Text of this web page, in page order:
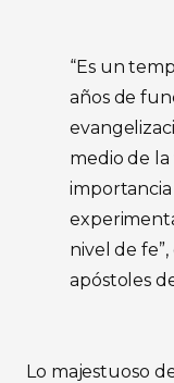
“Es un
años de
medio de la
importancia
nivel de
apóstoles
Lo majestuoso